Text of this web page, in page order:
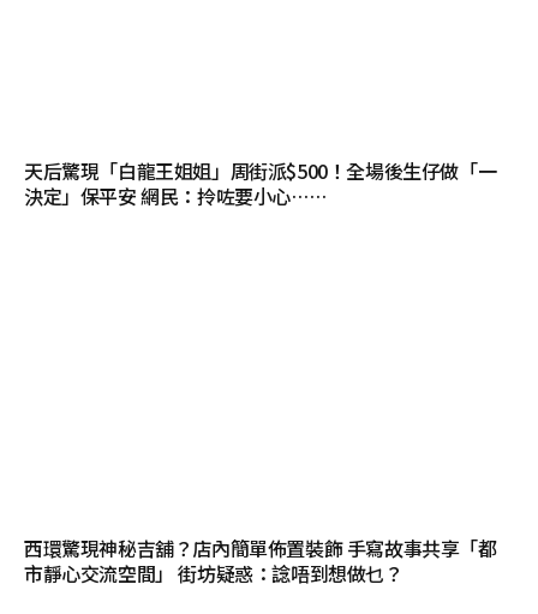
天后驚現「白龍王姐姐」周街派$500！全場後生仔做「一
決定」保平安 網民：拎咗要小心……
西環驚現神秘吉舖？店內簡單佈置裝飾 手寫故事共享「都
市靜心交流空間」 街坊疑惑：諗唔到想做乜？